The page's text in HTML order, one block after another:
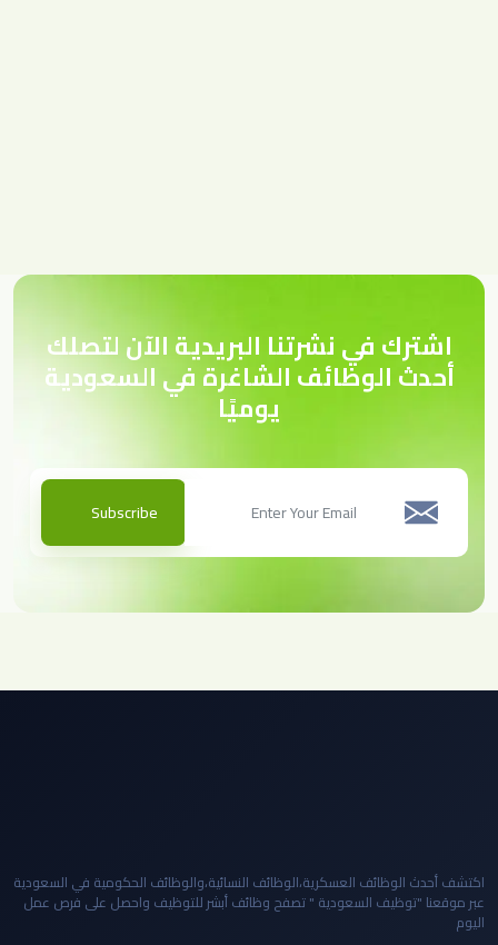
اشترك في نشرتنا البريدية الآن لتصلك
أحدث الوظائف الشاغرة في السعودية
يوميًا
Subscribe
اكتشف أحدث الوظائف العسكرية،الوظائف النسائية،والوظائف الحكومية في السعودية
عبر موقعنا "توظيف السعودية " تصفح وظائف أبشر للتوظيف واحصل على فرص عمل
اليوم